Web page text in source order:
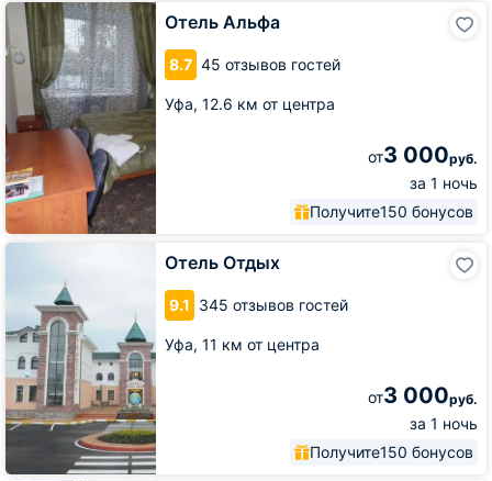
Отель Альфа
8.7 45 отзывов гостей
Уфа, 12.6 км от центра
от3 000руб.
за 1 ночь
Получите150 бонусов
Отель
Альфа
Отель Отдых
9.1 345 отзывов гостей
Уфа, 11 км от центра
от3 000руб.
за 1 ночь
Получите150 бонусов
Отель